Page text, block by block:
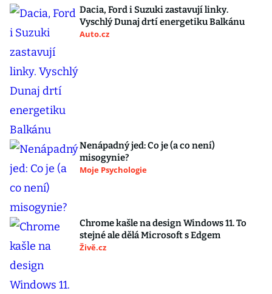
Dacia, Ford i Suzuki zastavují linky.
Vyschlý Dunaj drtí energetiku Balkánu
Auto.cz
Nenápadný jed: Co je (a co není)
misogynie?
Moje Psychologie
Chrome kašle na design Windows 11. To
stejné ale dělá Microsoft s Edgem
Živě.cz